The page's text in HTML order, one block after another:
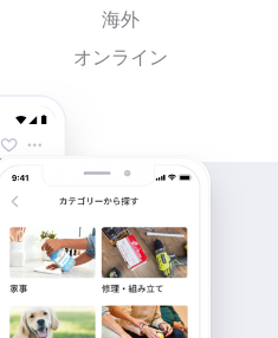
海外
オンライン